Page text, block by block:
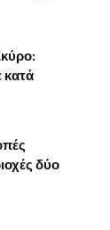
κατά
δύο